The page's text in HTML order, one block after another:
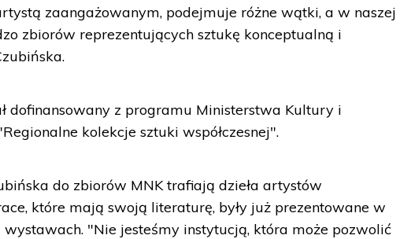
zaangażowanym, podejmuje różne wątki, a w naszej
zbiorów reprezentujących sztukę konceptualną i
dofinansowany z programu Ministerstwa Kultury i
kolekcje sztuki współczesnej".
do zbiorów MNK trafiają dzieła artystów
które mają swoją literaturę, były już prezentowane w
"Nie jesteśmy instytucją, która może pozwolić